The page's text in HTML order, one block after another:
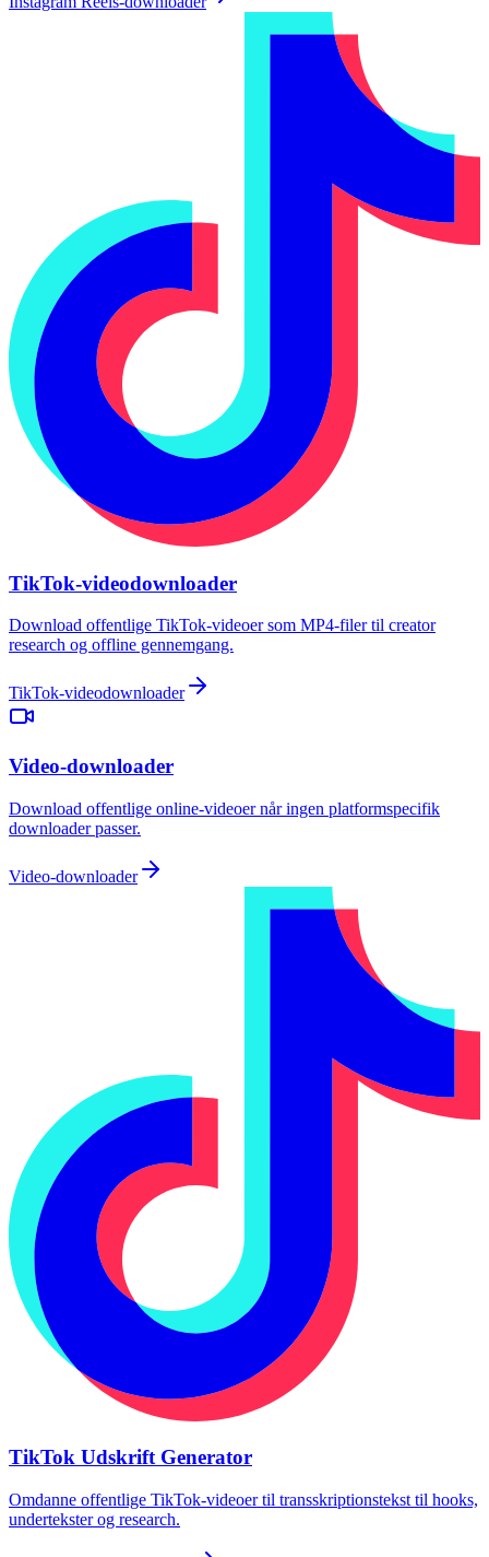
TikTok-videodownloader
Download offentlige TikTok-videoer som MP4-filer til creator
research og offline gennemgang.
TikTok-videodownloader
Video-downloader
Download offentlige online-videoer når ingen platformspecifik
downloader passer.
Video-downloader
TikTok Udskrift Generator
Omdanne offentlige TikTok-videoer til transskriptionstekst til hooks,
undertekster og research.